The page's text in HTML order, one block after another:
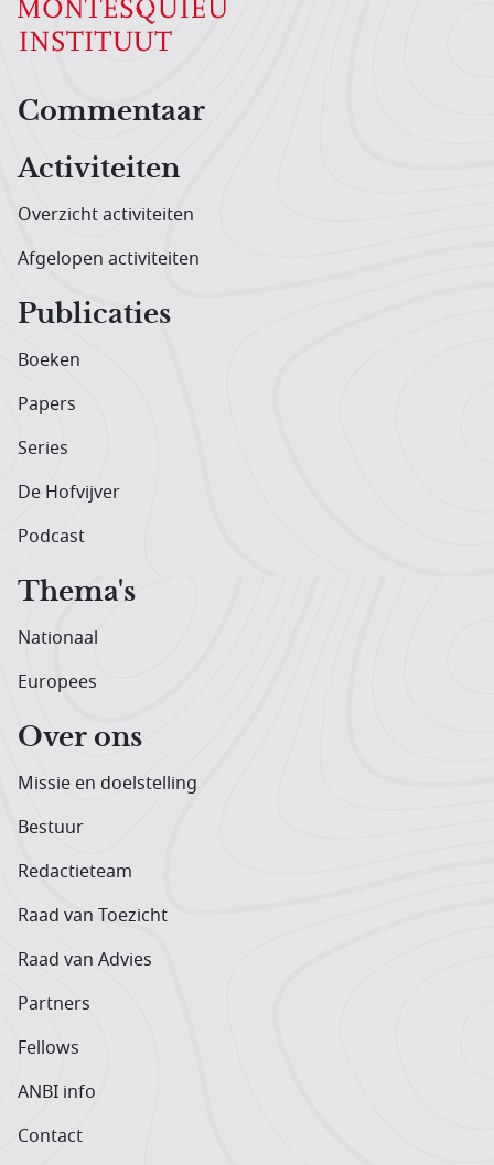
Hoofdnavigatiemenu
Commentaar
Activiteiten
Overzicht activiteiten
Afgelopen activiteiten
Publicaties
Boeken
Papers
Series
De Hofvijver
Podcast
Thema's
Nationaal
Europees
Over ons
Missie en doelstelling
Bestuur
Redactieteam
Raad van Toezicht
Raad van Advies
Partners
Fellows
ANBI info
Contact